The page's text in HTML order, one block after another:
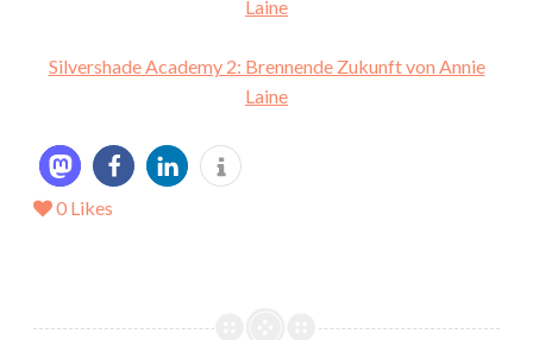
Laine
Silvershade Academy 2: Brennende Zukunft von Annie
Laine
0 Likes